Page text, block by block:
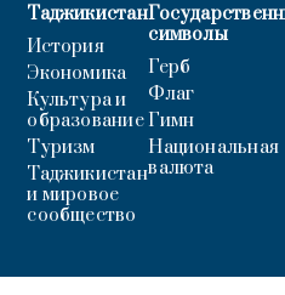
Таджикистан
История
Экономика
Культура и
образование
Туризм
Таджикистан
и мировое
сообщество
символы
Герб
Флаг
Гимн
Национальная
валюта